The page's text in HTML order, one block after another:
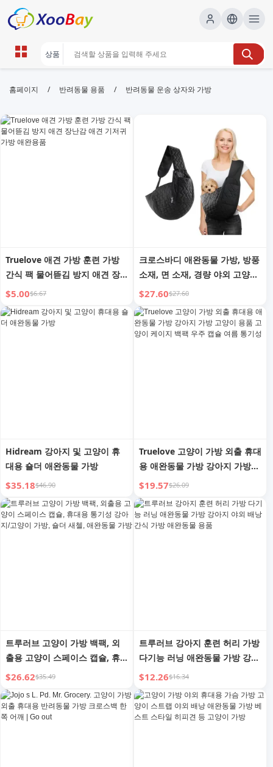
반려동물 운송 상자와 가방 | XOOBAY
반려동물 운송 상자, 반려동물 가방, 펫캐리어,
wholesale 반려동물 운송 상자와 가방, XOOBAY
홈페이지 / 반려동물 용품 / 반려동물 운송 상자와 가방
Truelove 애견 가방 훈련 가방
간식 팩 물어뜯김 방지 애견 장
난감 애견 기저귀 가방 애완용품
$5.00$6.67
크로스바디 애완동물 가방, 방풍
소재, 면 소재, 경량 야외 고양이
가방, 나일론 강아지 가방, 애완
동물 파우치
$27.60$27.60
Hidream 강아지 및 고양이 휴
대용 숄더 애완동물 가방
$35.18$46.90
Truelove 고양이 가방 외출 휴대
용 애완동물 가방 강아지 가방
고양이 용품 고양이 케이지 백팩
우주 캡슐 여름 통기성
$19.57$26.09
트루러브 고양이 가방 백팩, 외
출용 고양이 스페이스 캡슐, 휴
대용 통기성 강아지/고양이 가
방, 숄더 새첼, 애완동물 가방
$26.62$35.49
트루러브 강아지 훈련 허리 가방
다기능 러닝 애완동물 가방 강아
지 야외 배낭 간식 가방 애완동
물 용품
$12.26$16.34